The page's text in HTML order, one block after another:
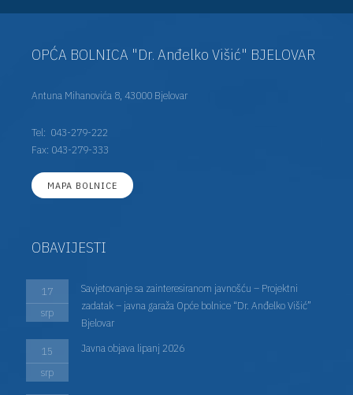
OPĆA BOLNICA "Dr. Anđelko Višić" BJELOVAR
Antuna Mihanovića 8, 43000 Bjelovar
Tel: 043-279-222
Fax: 043-279-333
MAPA BOLNICE
OBAVIJESTI
17
srp
Savjetovanje sa zainteresiranom javnošću – Projektni
zadatak – javna garaža Opće bolnice “Dr. Anđelko Višić”
Bjelovar
15
srp
Javna objava lipanj 2026